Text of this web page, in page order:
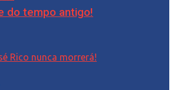
do tempo antigo!